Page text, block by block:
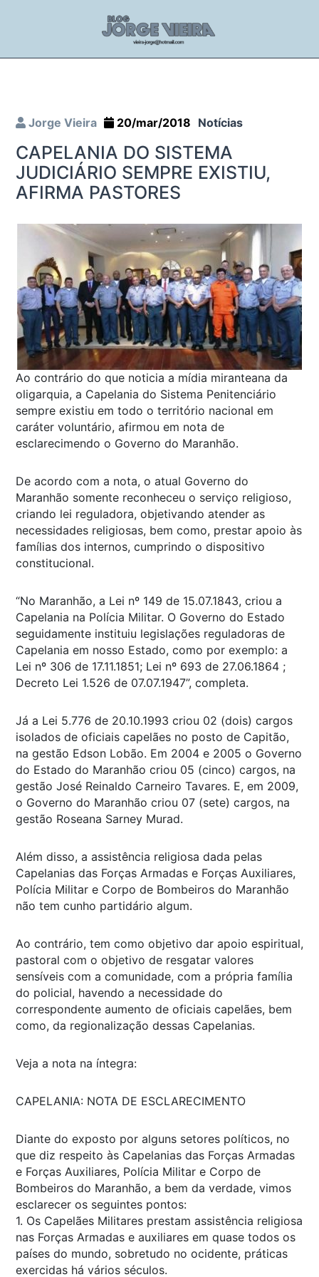
Jorge Vieira 20/mar/2018 Notícias
CAPELANIA DO SISTEMA
JUDICIÁRIO SEMPRE EXISTIU,
AFIRMA PASTORES
Ao contrário do que noticia a mídia miranteana da
oligarquia, a Capelania do Sistema Penitenciário
sempre existiu em todo o território nacional em
caráter voluntário, afirmou em nota de
esclarecimendo o Governo do Maranhão.
De acordo com a nota, o atual Governo do
Maranhão somente reconheceu o serviço religioso,
criando lei reguladora, objetivando atender as
necessidades religiosas, bem como, prestar apoio às
famílias dos internos, cumprindo o dispositivo
constitucional.
“No Maranhão, a Lei nº 149 de 15.07.1843, criou a
Capelania na Polícia Militar. O Governo do Estado
seguidamente instituiu legislações reguladoras de
Capelania em nosso Estado, como por exemplo: a
Lei nº 306 de 17.11.1851; Lei nº 693 de 27.06.1864 ;
Decreto Lei 1.526 de 07.07.1947”, completa.
Já a Lei 5.776 de 20.10.1993 criou 02 (dois) cargos
isolados de oficiais capelães no posto de Capitão,
na gestão Edson Lobão. Em 2004 e 2005 o Governo
do Estado do Maranhão criou 05 (cinco) cargos, na
gestão José Reinaldo Carneiro Tavares. E, em 2009,
o Governo do Maranhão criou 07 (sete) cargos, na
gestão Roseana Sarney Murad.
Além disso, a assistência religiosa dada pelas
Capelanias das Forças Armadas e Forças Auxiliares,
Polícia Militar e Corpo de Bombeiros do Maranhão
não tem cunho partidário algum.
Ao contrário, tem como objetivo dar apoio espiritual,
pastoral com o objetivo de resgatar valores
sensíveis com a comunidade, com a própria família
do policial, havendo a necessidade do
correspondente aumento de oficiais capelães, bem
como, da regionalização dessas Capelanias.
Veja a nota na íntegra:
CAPELANIA: NOTA DE ESCLARECIMENTO
Diante do exposto por alguns setores políticos, no
que diz respeito às Capelanias das Forças Armadas
e Forças Auxiliares, Polícia Militar e Corpo de
Bombeiros do Maranhão, a bem da verdade, vimos
esclarecer os seguintes pontos:
1. Os Capelães Militares prestam assistência religiosa
nas Forças Armadas e auxiliares em quase todos os
países do mundo, sobretudo no ocidente, práticas
exercidas há vários séculos.